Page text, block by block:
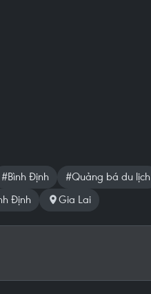
#Bình Định #Quảng bá du lịch
Định Gia Lai